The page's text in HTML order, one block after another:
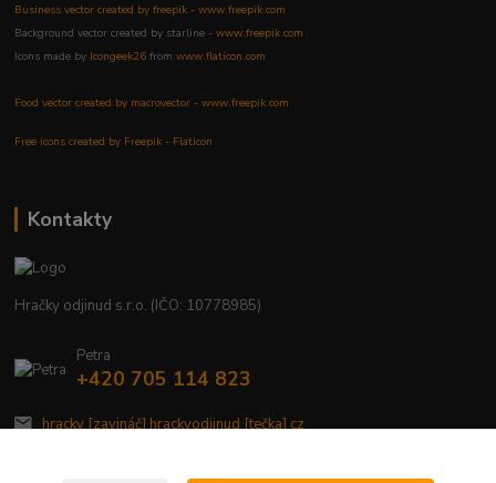
Business vector created by freepik - www.freepik.com
Background vector created by starline -www.freepik.com
Icons made by Icongeek26 fromwww.flaticon.com
Food vector created by macrovector - www.freepik.com
Free icons created by Freepik - Flaticon
Kontakty
Hračky odjinud s.r.o. (IČO: 10778985)
Petra
+420 705 114 823
hracky [zavináč] hrackyodjinud [tečka] cz